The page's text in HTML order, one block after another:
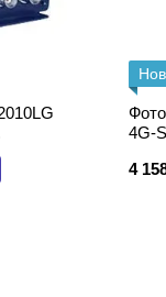
4G-
4